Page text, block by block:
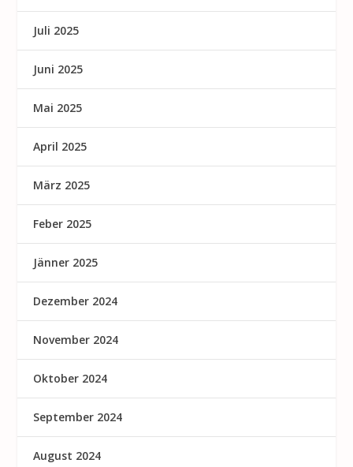
Juli 2025
Juni 2025
Mai 2025
April 2025
März 2025
Feber 2025
Jänner 2025
Dezember 2024
November 2024
Oktober 2024
September 2024
August 2024